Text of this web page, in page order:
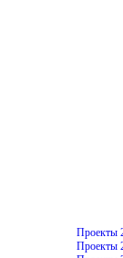
Проекты
Проекты